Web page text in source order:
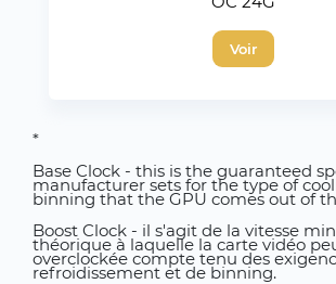
Voir
*
Base Clock - this is the guaranteed
manufacturer sets for the type of
binning that the GPU comes out of
Boost Clock - il s'agit de la vitesse
théorique à laquelle la carte vidéo
overclockée compte tenu des
refroidissement et de binning.